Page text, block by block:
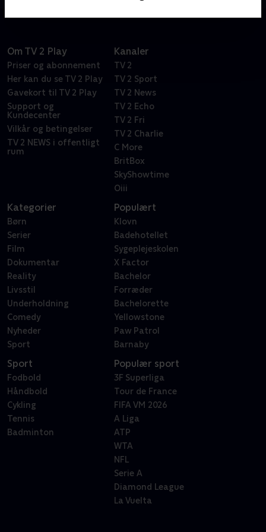
Om TV 2 Play
Priser og abonnement
Her kan du se TV 2 Play
Gavekort til TV 2 Play
Support og
Kundecenter
Vilkår og betingelser
TV 2 NEWS i offentligt
rum
Kanaler
TV 2
TV 2 Sport
TV 2 News
TV 2 Echo
TV 2 Fri
TV 2 Charlie
C More
BritBox
SkyShowtime
Oiii
Kategorier
Børn
Serier
Film
Dokumentar
Reality
Livsstil
Underholdning
Comedy
Nyheder
Sport
Populært
Klovn
Badehotellet
Sygeplejeskolen
X Factor
Bachelor
Forræder
Bachelorette
Yellowstone
Paw Patrol
Barnaby
Sport
Fodbold
Håndbold
Cykling
Tennis
Badminton
Populær sport
3F Superliga
Tour de France
FIFA VM 2026
A Liga
ATP
WTA
NFL
Serie A
Diamond League
La Vuelta